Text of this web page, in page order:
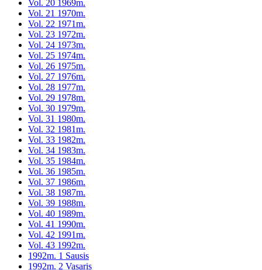
Vol. 20 1969m.
Vol. 21 1970m.
Vol. 22 1971m.
Vol. 23 1972m.
Vol. 24 1973m.
Vol. 25 1974m.
Vol. 26 1975m.
Vol. 27 1976m.
Vol. 28 1977m.
Vol. 29 1978m.
Vol. 30 1979m.
Vol. 31 1980m.
Vol. 32 1981m.
Vol. 33 1982m.
Vol. 34 1983m.
Vol. 35 1984m.
Vol. 36 1985m.
Vol. 37 1986m.
Vol. 38 1987m.
Vol. 39 1988m.
Vol. 40 1989m.
Vol. 41 1990m.
Vol. 42 1991m.
Vol. 43 1992m.
1992m. 1 Sausis
1992m. 2 Vasaris